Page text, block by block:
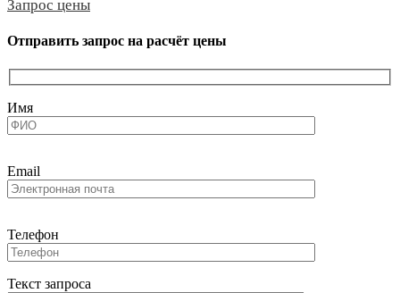
Запрос цены
Отправить запрос на расчёт цены
Имя
Email
Телефон
Текст запроса